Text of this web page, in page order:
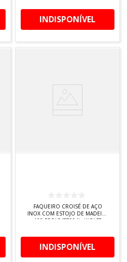
INDISPONÍVEL
FAQUEIRO CROISÉ DE AÇO
INOX COM ESTOJO DE MADEIRA
102 PEÇAS (77004) - WOLFF
INDISPONÍVEL